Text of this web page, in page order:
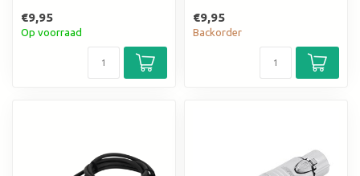
€9,95
Op voorraad
€9,95
Backorder